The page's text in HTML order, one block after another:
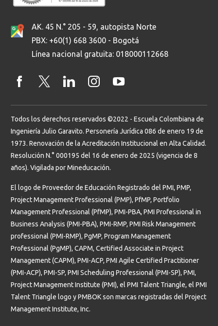
AK. 45 N.° 205 - 59, autopista Norte
PBX: +60(1) 668 3600 - Bogotá
Línea nacional gratuita: 018000112668
Todos los derechos reservados ©2022 - Escuela Colombiana de
Ingeniería Julio Garavito. Personería Jurídica 086 de enero 19 de
1973. Renovación de la Acreditación Institucional en Alta Calidad.
Resolución N.° 000195 del 16 de enero de 2025 (vigencia de 8
años). Vigilada por Mineducación.
El logo de Proveedor de Educación Registrado del PMI, PMP,
Project Management Professional (PMP), PfMP, Portfolio
Management Professional (PfMP), PMI-PBA, PMI Professional in
Business Analysis (PMI-PBA), PMI-RMP, PMI Risk Management
professional (PMI-RMP), PgMP, Program Management
Professional (PgMP), CAPM, Certified Associate in Project
Management (CAPM), PMI-ACP, PMI Agile Certified Practitioner
(PMI-ACP), PMI-SP, PMI Scheduling Professional (PMI-SP), PMI,
Project Management Institute (PMI), el PMI Talent Triangle, el PMI
Talent Triangle logo y PMBOK son marcas registradas del Project
Management Institute, Inc.